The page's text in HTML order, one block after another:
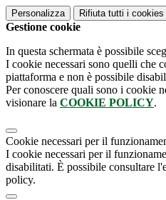
Personalizza Rifiuta tutti i cookies
Gestione cookie
In questa schermata è possibile
I cookie necessari sono quelli che
piattaforma e non è possibile
Per conoscere quali sono i cookie
visionare la COOKIE POLICY.
Cookie necessari per il
I cookie necessari per il
disabilitati. È possibile consultare
policy.